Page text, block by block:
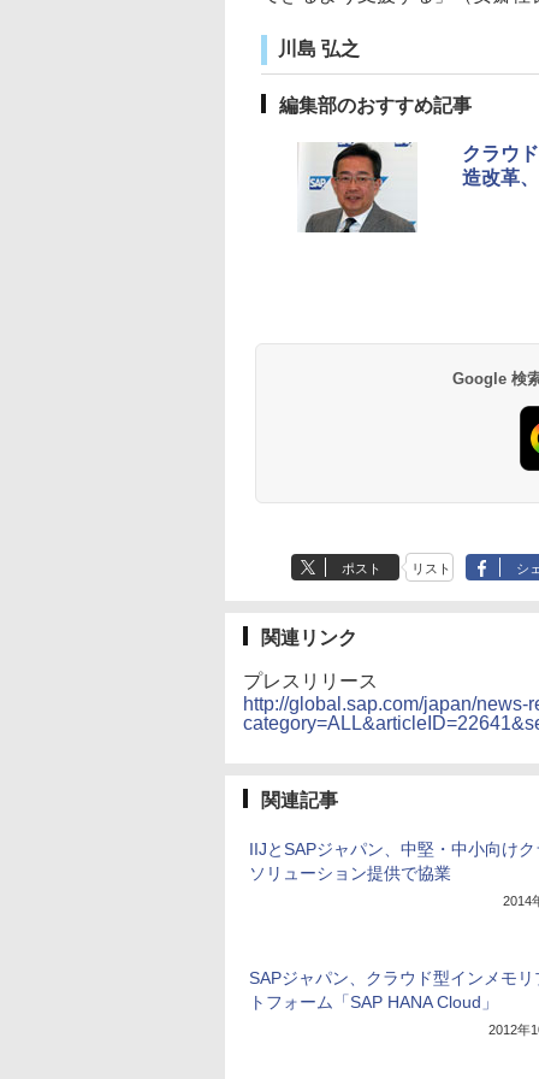
川島 弘之
編集部のおすすめ記事
クラウ
造改革
Google 検
ポスト リスト シ
関連リンク
プレスリリース
http://global.sap.com/japan/news-
関連記事
IIJとSAPジャパン、中堅・中小向け
ソリューション提供で協業
2014
SAPジャパン、クラウド型インメモリ
トフォーム「SAP HANA Cloud」
2012年